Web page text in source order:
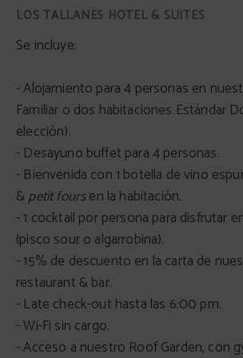
Se incluye:
- Alojamiento para 4 personas en
Familiar o dos habitaciones Estándar
elección).
- Desayuno buffet para 4 personas.
- Bienvenida con 1 botella de vino
&petit foursen la habitación.
- 1 cocktail por persona para disfrutar
(pisco sour o algarrobina).
- 15% de descuento en la carta de
restaurant & bar.
- Late check-out hasta las 6:00 pm.
- Wi-Fi sin cargo.
- Acceso a nuestro Roof Garden, con